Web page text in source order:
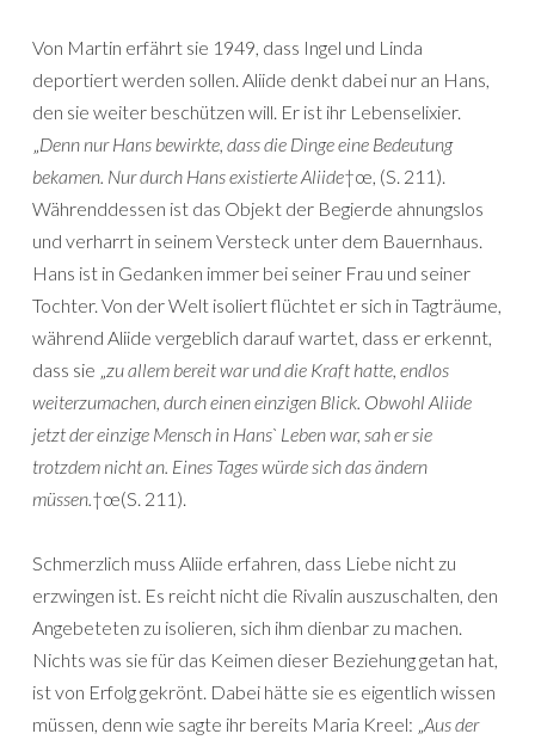
Von Martin erfährt sie 1949, dass Ingel und Linda
deportiert werden sollen. Aliide denkt dabei nur an Hans,
den sie weiter beschützen will. Er ist ihr Lebenselixier.
„Denn nur Hans bewirkte, dass die Dinge eine Bedeutung
bekamen. Nur durch Hans existierte Aliide†œ, (S. 211).
Währenddessen ist das Objekt der Begierde ahnungslos
und verharrt in seinem Versteck unter dem Bauernhaus.
Hans ist in Gedanken immer bei seiner Frau und seiner
Tochter. Von der Welt isoliert flüchtet er sich in Tagträume,
während Aliide vergeblich darauf wartet, dass er erkennt,
dass sie „zu allem bereit war und die Kraft hatte, endlos
weiterzumachen, durch einen einzigen Blick. Obwohl Aliide
jetzt der einzige Mensch in Hans` Leben war, sah er sie
trotzdem nicht an. Eines Tages würde sich das ändern
müssen.†œ(S. 211).
Schmerzlich muss Aliide erfahren, dass Liebe nicht zu
erzwingen ist. Es reicht nicht die Rivalin auszuschalten, den
Angebeteten zu isolieren, sich ihm dienbar zu machen.
Nichts was sie für das Keimen dieser Beziehung getan hat,
ist von Erfolg gekrönt. Dabei hätte sie es eigentlich wissen
müssen, denn wie sagte ihr bereits Maria Kreel: „Aus der